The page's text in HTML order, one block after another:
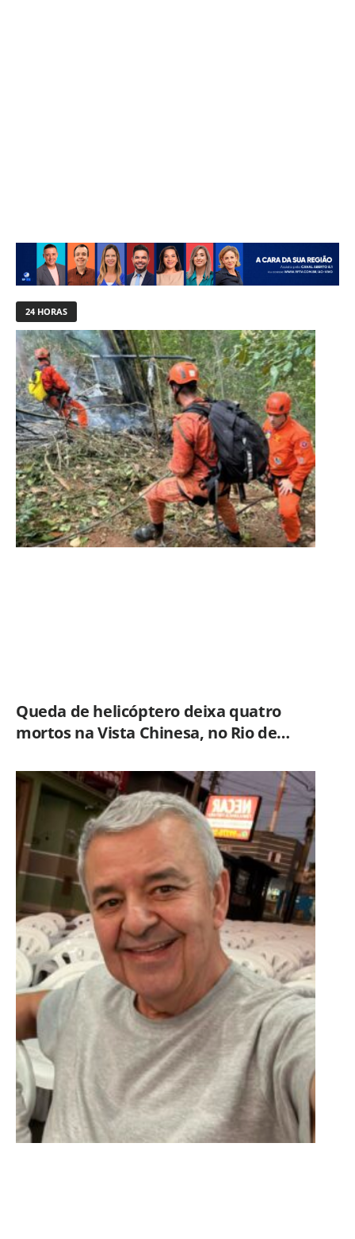
24 HORAS
Queda de helicóptero deixa quatro
mortos na Vista Chinesa, no Rio de